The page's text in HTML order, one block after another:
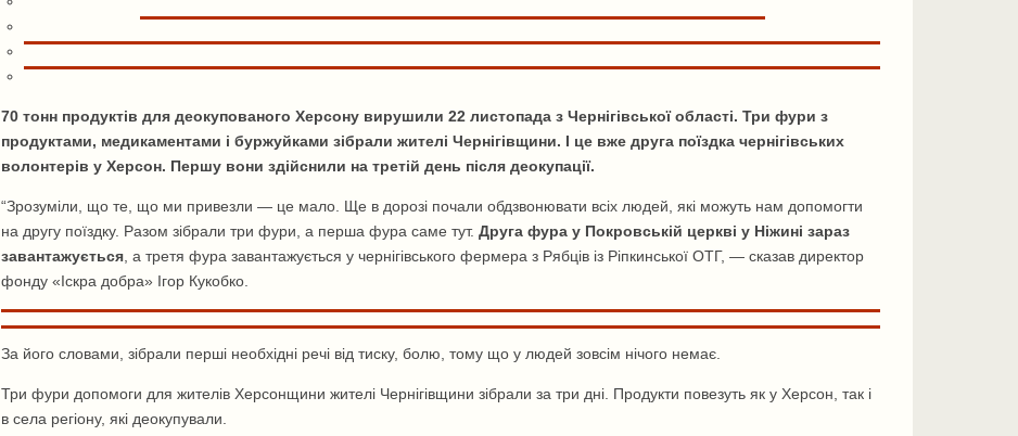
70 тонн продуктів для деокупованого Херсону вирушили 22 листопада з Чернігівської області. Три фури з
продуктами, медикаментами і буржуйками зібрали жителі Чернігівщини. І це вже друга поїздка чернігівських
волонтерів у Херсон. Першу вони здійснили на третій день після деокупації.
“Зрозуміли, що те, що ми привезли — це мало. Ще в дорозі почали обдзвонювати всіх людей, які можуть нам допомогти
на другу поїздку. Разом зібрали три фури, а перша фура саме тут. Друга фура у Покровській церкві у Ніжині зараз
завантажується , а третя фура завантажується у чернігівського фермера з Рябців із Ріпкинської ОТГ, — сказав директор
фонду «Іскра добра» Ігор Кукобко.
За його словами, зібрали перші необхідні речі від тиску, болю, тому що у людей зовсім нічого немає.
Три фури допомоги для жителів Херсонщини жителі Чернігівщини зібрали за три дні. Продукти повезуть як у Херсон, так і
в села регіону, які деокупували.